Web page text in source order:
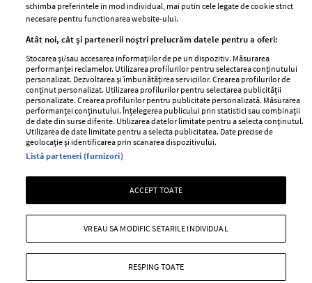
GSP
Unica
Baby
Retete
femei
Viva
Avantaje
Retete practice
Pariază responsabil! Decizia ONJN nr. 821/25.09.2025.
Jocurile de noroc sunt interzise minorilor.
Copyright © 2026 Ringier Romania SRL
schimba preferintele in mod individual, mai putin cele legate de cookie strict
necesare pentru functionarea website-ului.
Atât noi, cât și partenerii noștri prelucrăm datele pentru a oferi:
Stocarea și/sau accesarea informațiilor de pe un dispozitiv. Măsurarea
performanței reclamelor. Utilizarea profilurilor pentru selectarea conținutului
personalizat. Dezvoltarea și îmbunătățirea serviciilor. Crearea profilurilor de
conținut personalizat. Utilizarea profilurilor pentru selectarea publicității
personalizate. Crearea profilurilor pentru publicitate personalizată. Măsurarea
performanței conținutului. Înțelegerea publicului prin statistici sau combinații
de date din surse diferite. Utilizarea datelor limitate pentru a selecta conținutul.
Utilizarea de date limitate pentru a selecta publicitatea. Date precise de
geolocație și identificarea prin scanarea dispozitivului.
Listă parteneri (furnizori)
ACCEPT TOATE
RESPING TOATE
VREAU SA MODIFIC SETARILE INDIVIDUAL